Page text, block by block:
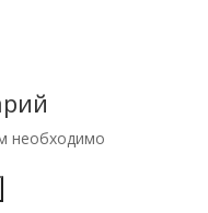
необходимо